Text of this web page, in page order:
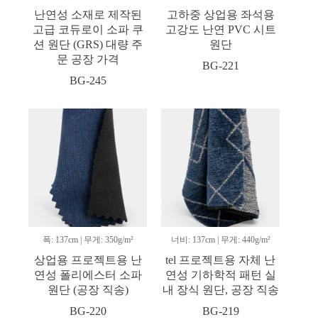
난연성 소재로 제작된
고급 코듀로이 소파 쿠
션 원단 (GRS) 대량 주
문 공장 가격
BG-245
고하중 상업용 좌석용
고강도 난연 PVC 시트
원단
BG-221
폭: 137cm | 무게: 350g/m²
상업용 프로젝트용 난
연성 폴리에스터 소파
원단 (공장 직송)
BG-220
너비: 137cm | 무게: 440g/m²
tel 프로젝트용 자체 난
연성 기하학적 패턴 실
내 장식 원단, 공장 직송
BG-219